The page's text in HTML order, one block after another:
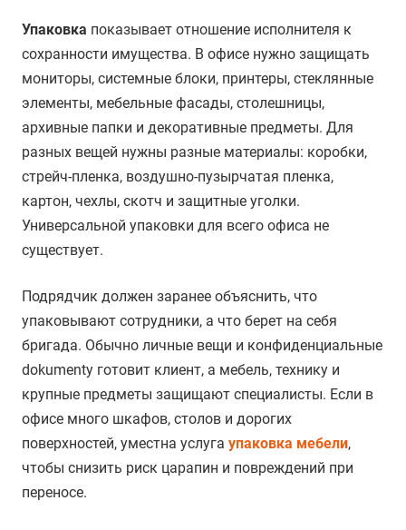
Упаковка показывает отношение исполнителя к
сохранности имущества. В офисе нужно защищать
мониторы, системные блоки, принтеры, стеклянные
элементы, мебельные фасады, столешницы,
архивные папки и декоративные предметы. Для
разных вещей нужны разные материалы: коробки,
стрейч-пленка, воздушно-пузырчатая пленка,
картон, чехлы, скотч и защитные уголки.
Универсальной упаковки для всего офиса не
существует.
Подрядчик должен заранее объяснить, что
упаковывают сотрудники, а что берет на себя
бригада. Обычно личные вещи и конфиденциальные
dokumenty готовит клиент, а мебель, технику и
крупные предметы защищают специалисты. Если в
офисе много шкафов, столов и дорогих
поверхностей, уместна услуга упаковка мебели,
чтобы снизить риск царапин и повреждений при
переносе.